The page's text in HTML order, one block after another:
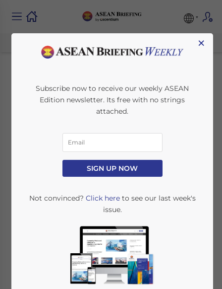
Infrastruktur-
Investitionsprojekte
in Indonesien führen
zu einer erhöhten
Produktionskapazität
February 24, 2021Posted byGerman Desk
×
Subscribe now to receive our weekly ASEAN
Edition newsletter. Its free with no strings
attached.
SIGN UP NOW
Not convinced? Click hereto see our last week's
issue.